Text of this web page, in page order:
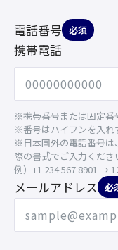
電話番号 必須
携帯電話
※携帯番号または固定番
※番号はハイフンを入れ
※日本国外の電話番号は
際の書式でご入力くださ
例）+1 234 567 8901 →
メールアドレス 必